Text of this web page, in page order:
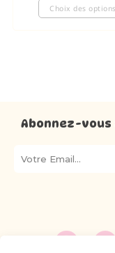
Choix des options
Abonnez-